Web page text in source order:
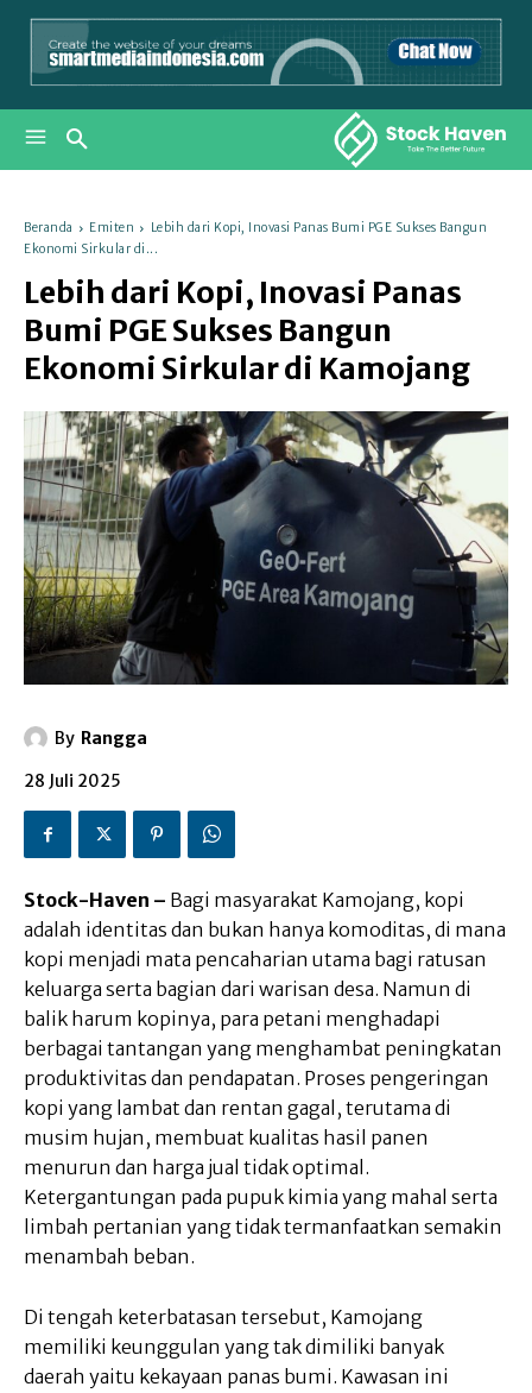
Beranda Emiten
Lebih dari Kopi, Inovasi Panas Bumi PGE Sukses Bangun
Ekonomi Sirkular di...
Lebih dari Kopi, Inovasi Panas
Bumi PGE Sukses Bangun
Ekonomi Sirkular di Kamojang
By Rangga
28 Juli 2025
Stock-Haven – Bagi masyarakat Kamojang, kopi
adalah identitas dan bukan hanya komoditas, di mana
kopi menjadi mata pencaharian utama bagi ratusan
keluarga serta bagian dari warisan desa. Namun di
balik harum kopinya, para petani menghadapi
berbagai tantangan yang menghambat peningkatan
produktivitas dan pendapatan. Proses pengeringan
kopi yang lambat dan rentan gagal, terutama di
musim hujan, membuat kualitas hasil panen
menurun dan harga jual tidak optimal.
Ketergantungan pada pupuk kimia yang mahal serta
limbah pertanian yang tidak termanfaatkan semakin
menambah beban.
Di tengah keterbatasan tersebut, Kamojang
memiliki keunggulan yang tak dimiliki banyak
daerah yaitu kekayaan panas bumi. Kawasan ini